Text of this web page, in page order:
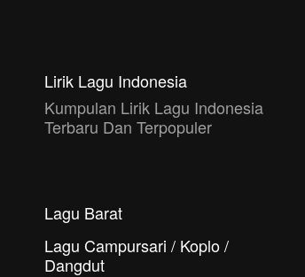
Lirik Lagu Indonesia
Kumpulan Lirik Lagu Indonesia
Terbaru Dan Terpopuler
Lagu Barat
Lagu Campursari / Koplo /
Dangdut